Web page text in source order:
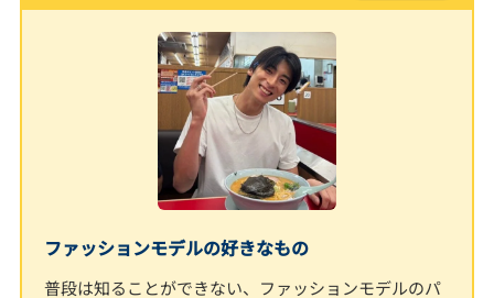
ファッションモデルの好きなもの
普段は知ることができない、ファッションモデルのパ